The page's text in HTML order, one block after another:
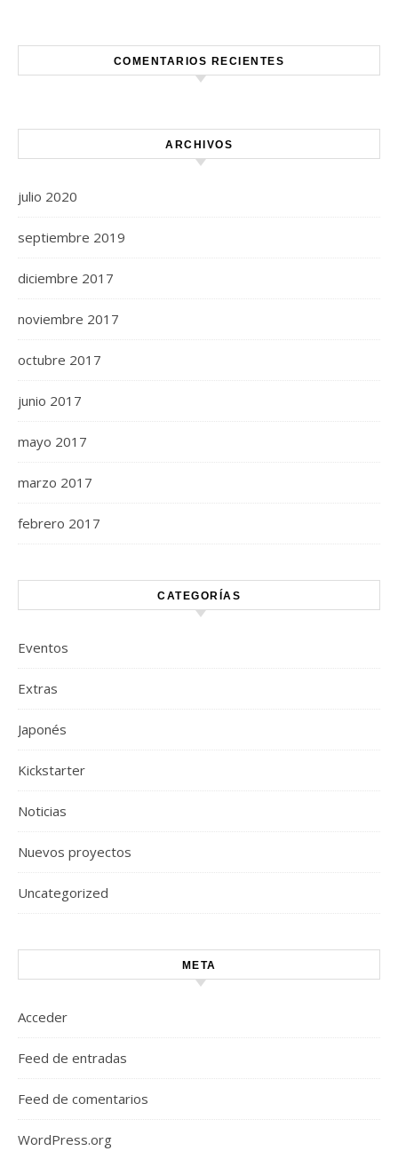
COMENTARIOS RECIENTES
ARCHIVOS
julio 2020
septiembre 2019
diciembre 2017
noviembre 2017
octubre 2017
junio 2017
mayo 2017
marzo 2017
febrero 2017
CATEGORÍAS
Eventos
Extras
Japonés
Kickstarter
Noticias
Nuevos proyectos
Uncategorized
META
Acceder
Feed de entradas
Feed de comentarios
WordPress.org